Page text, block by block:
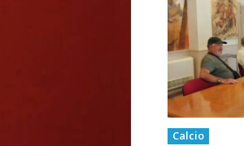
Calcio